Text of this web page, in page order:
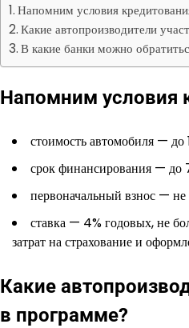
Напомним условия
Какие автопроизводители
В какие банки можно
Напомним условия
стоимость автомобиля — до
срок финансирования — до
первоначальный взнос — не
ставка — 4% годовых, не
затрат на страхование и
Какие
в программе?